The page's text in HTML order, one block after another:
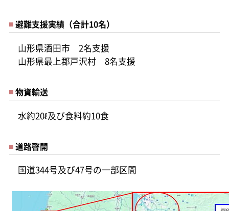
避難支援実績（合計10名）
山形県酒田市 2名支援
山形県最上郡戸沢村 8名支援
物資輸送
水約20ℓ及び食料約10食
道路啓開
国道344号及び47号の一部区間